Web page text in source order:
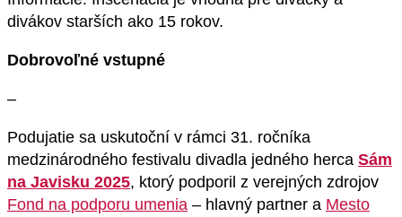
divákov starších ako 15 rokov.
Dobrovoľné vstupné
–
Podujatie sa uskutoční v rámci 31. ročníka
medzinárodného festivalu divadla jedného herca Sám
na Javisku 2025, ktorý podporil z verejných zdrojov
Fond na podporu umenia – hlavný partner a Mesto